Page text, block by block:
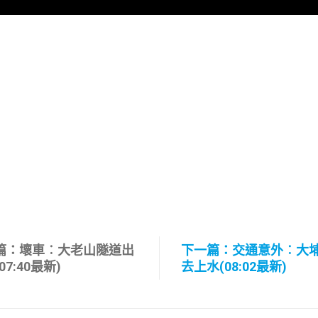
：壞車︰大老山隧道出
最新)
下一篇：交通意外︰大
去上水(08:02最新)